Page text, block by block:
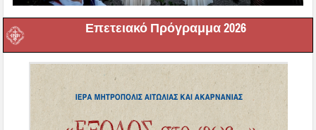
Επετειακό Πρόγραμμα 2026